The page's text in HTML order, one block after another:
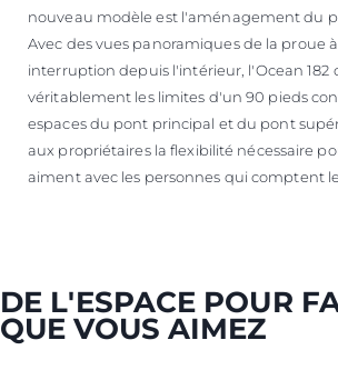
nouveau modèle est l'aménagement du
Avec des vues panoramiques de la proue
interruption depuis l'intérieur, l'Ocean 182
véritablement les limites d'un 90 pieds
espaces du pont principal et du pont
aux propriétaires la flexibilité nécessaire
aiment avec les personnes qui comptent
DE L'ESPACE POUR
QUE VOUS AIMEZ